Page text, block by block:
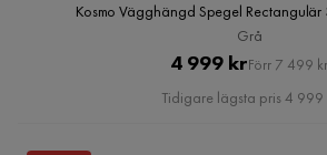
Kosmo Vägghängd Spegel Rectangulär
Grå
Pris
4 999 krOriginal
Pris
Förr 7 499 kr
Tidigare lägsta pris 4 999